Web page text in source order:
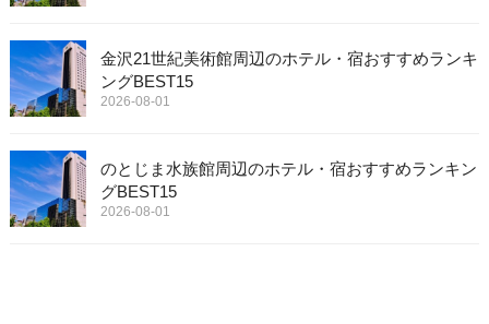
金沢21世紀美術館周辺のホテル・宿おすすめランキ
ングBEST15
2026-08-01
のとじま水族館周辺のホテル・宿おすすめランキン
グBEST15
2026-08-01